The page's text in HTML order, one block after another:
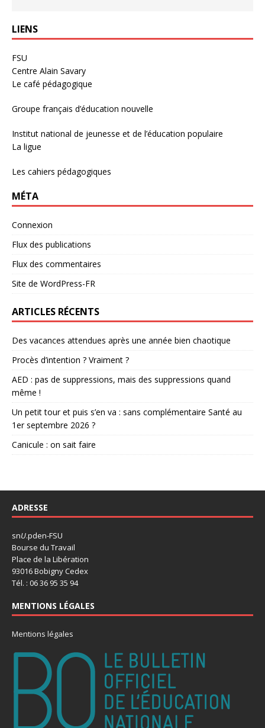
LIENS
FSU
Centre Alain Savary
Le café pédagogique
Groupe français d’éducation nouvelle
Institut national de jeunesse et de l’éducation populaire
La ligue
Les cahiers pédagogiques
MÉTA
Connexion
Flux des publications
Flux des commentaires
Site de WordPress-FR
ARTICLES RÉCENTS
Des vacances attendues après une année bien chaotique
Procès d’intention ? Vraiment ?
AED : pas de suppressions, mais des suppressions quand
même !
Un petit tour et puis s’en va : sans complémentaire Santé au
1er septembre 2026 ?
Canicule : on sait faire
ADRESSE
snU.pden-FSU
Bourse du Travail
Place de la Libération
93016 Bobigny Cedex
Tél. : 06 36 95 35 94
MENTIONS LÉGALES
Mentions légales